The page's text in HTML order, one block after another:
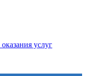
услуг